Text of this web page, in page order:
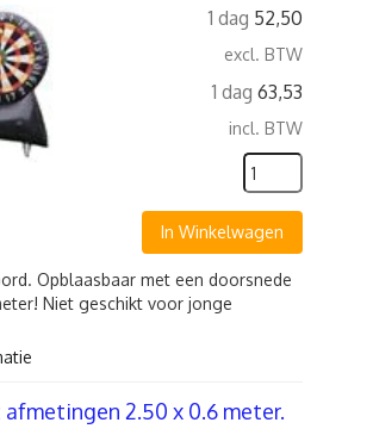
1 dag 52,50
excl. BTW
1 dag 63,53
incl. BTW
In Winkelwagen
Opblaasbaar met een doorsnede
Niet geschikt voor jonge
2.50 x 0.6 meter.